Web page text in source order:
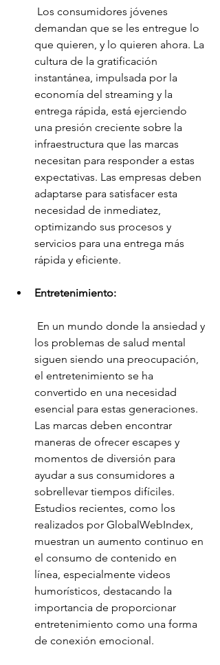
demandan que se les entregue lo
que quieren, y lo quieren ahora. La
cultura de la gratificación
instantánea, impulsada por la
economía del streaming y la
entrega rápida, está ejerciendo
una presión creciente sobre la
infraestructura que las marcas
necesitan para responder a estas
expectativas. Las empresas deben
adaptarse para satisfacer esta
necesidad de inmediatez,
optimizando sus procesos y
servicios para una entrega más
rápida y eficiente.
Entretenimiento:
los problemas de salud mental
siguen siendo una preocupación,
el entretenimiento se ha
convertido en una necesidad
esencial para estas generaciones.
Las marcas deben encontrar
maneras de ofrecer escapes y
momentos de diversión para
ayudar a sus consumidores a
sobrellevar tiempos difíciles.
Estudios recientes, como los
realizados por GlobalWebIndex,
muestran un aumento continuo en
el consumo de contenido en
línea, especialmente videos
humorísticos, destacando la
importancia de proporcionar
entretenimiento como una forma
de conexión emocional.